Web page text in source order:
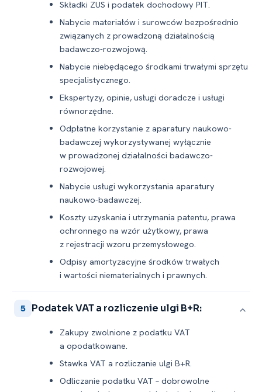
Składki ZUS i podatek dochodowy PIT.
Nabycie materiałów i surowców bezpośrednio
związanych z prowadzoną działalnością
badawczo-rozwojową.
Nabycie niebędącego środkami trwałymi sprzętu
specjalistycznego.
Ekspertyzy, opinie, usługi doradcze i usługi
równorzędne.
Odpłatne korzystanie z aparatury naukowo-
badawczej wykorzystywanej wyłącznie
w prowadzonej działalności badawczo-
rozwojowej.
Nabycie usługi wykorzystania aparatury
naukowo-badawczej.
Koszty uzyskania i utrzymania patentu, prawa
ochronnego na wzór użytkowy, prawa
z rejestracji wzoru przemysłowego.
Odpisy amortyzacyjne środków trwałych
i wartości niematerialnych i prawnych.
5 Podatek VAT a rozliczenie ulgi B+R:
Zakupy zwolnione z podatku VAT
a opodatkowane.
Stawka VAT a rozliczanie ulgi B+R.
Odliczanie podatku VAT – dobrowolne